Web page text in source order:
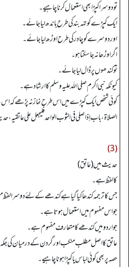
تودوسرا کپڑا بھی استعمال کرنا چاہیے۔
ایک کپڑے کو تہہ بند کی طرح باندھ لیا جائے۔
اور دوسرے کو چادر کی طرح اوڑھ لیا جائے۔
اگر اوڑھا نہ جا سکتا ہو۔
تو کندھوں پر ڈال لیا جائے۔
کیونکہ نبی اکرم صلی اللہ علیہ وسلم کا ارشاد ہے۔
کوئی شخص ایک کپڑے میں اس طرح نماز نہ پڑھے کہ اس
الصلاة، باب إذا صلی فی الثوب الواحد فلیجعل علی عاتقیه،
(3)
حدیث میں (عَاتِق)
کالفظ ہے۔
جس کا ترجمہ کندھا کیا گیا ہے کندھے کےلئے دوسرا
جو اس مفہوم میں استعمال ہوتا ہے۔
جو اردو میں کندھے کا متعارف مفہوم ہے۔
عاتق کا اصل مطلب منکب اور گردن کے درمیان کی
حصہ پر بھی کوئی لباس یا کپڑا ہونا چاہیے۔